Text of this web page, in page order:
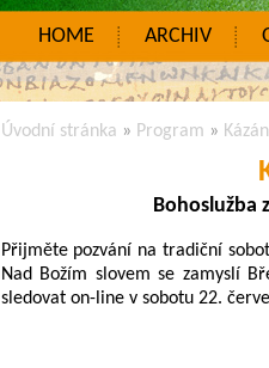
HOME ARCHIV
Úvodní stránka » Program »
Bohoslužba
Přijměte pozvání na tradiční
Nad Božím slovem se zamyslí
sledovat on-line v sobotu 22.